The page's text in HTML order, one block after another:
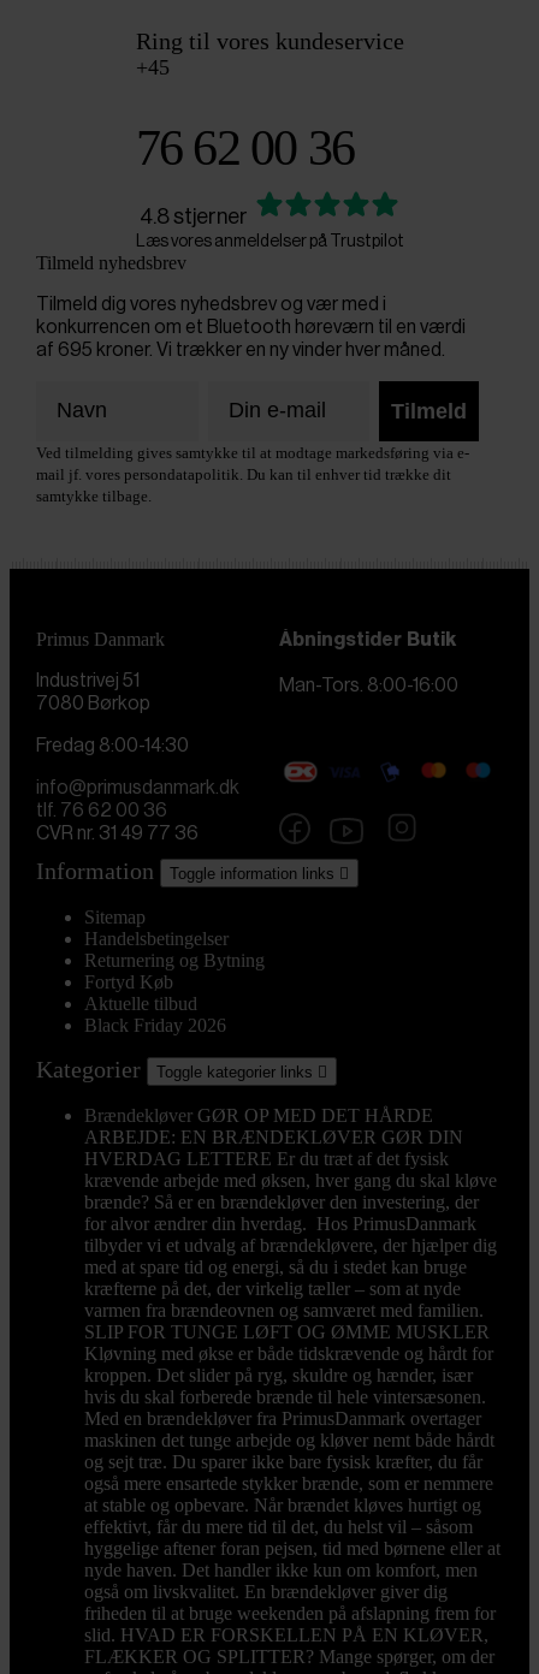
Ring til vores kundeservice
+45
76 62 00 36
4.8 stjerner
Læs vores anmeldelser på Trustpilot
Tilmeld nyhedsbrev
Tilmeld dig vores nyhedsbrev og vær med i
konkurrencen om et Bluetooth høreværn til en værdi
af 695 kroner. Vi trækker en ny vinder hver måned.
Tilmeld
Ved tilmelding gives samtykke til at modtage markedsføring via e-
mail jf. vores persondatapolitik. Du kan til enhver tid trække dit
samtykke tilbage.
Primus Danmark
Industrivej 51
7080 Børkop
Åbningstider Butik
Man-Tors. 8:00-16:00
Fredag 8:00-14:30
info@primusdanmark.dk
tlf. 76 62 00 36
CVR nr. 31 49 77 36
Information Toggle information links 
Sitemap
Handelsbetingelser
Returnering og Bytning
Fortyd Køb
Aktuelle tilbud
Black Friday 2026
Kategorier Toggle kategorier links 
Brændekløver GØR OP MED DET HÅRDE
ARBEJDE: EN BRÆNDEKLØVER GØR DIN
HVERDAG LETTERE Er du træt af det fysisk
krævende arbejde med øksen, hver gang du skal kløve
brænde? Så er en brændekløver den investering, der
for alvor ændrer din hverdag. Hos PrimusDanmark
tilbyder vi et udvalg af brændekløvere, der hjælper dig
med at spare tid og energi, så du i stedet kan bruge
kræfterne på det, der virkelig tæller – som at nyde
varmen fra brændeovnen og samværet med familien.
SLIP FOR TUNGE LØFT OG ØMME MUSKLER
Kløvning med økse er både tidskrævende og hårdt for
kroppen. Det slider på ryg, skuldre og hænder, især
hvis du skal forberede brænde til hele vintersæsonen.
Med en brændekløver fra PrimusDanmark overtager
maskinen det tunge arbejde og kløver nemt både hårdt
og sejt træ. Du sparer ikke bare fysisk kræfter, du får
også mere ensartede stykker brænde, som er nemmere
at stable og opbevare. Når brændet kløves hurtigt og
effektivt, får du mere tid til det, du helst vil – såsom
hyggelige aftener foran pejsen, tid med børnene eller at
nyde haven. Det handler ikke kun om komfort, men
også om livskvalitet. En brændekløver giver dig
friheden til at bruge weekenden på afslapning frem for
slid. HVAD ER FORSKELLEN PÅ EN KLØVER,
FLÆKKER OG SPLITTER? Mange spørger, om der